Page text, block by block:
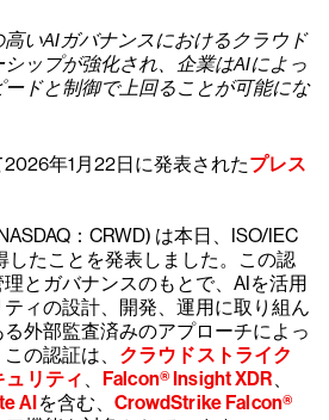
いAIガバナンスにおけるクラウド
ップが強化され、企業はAIによっ
ドと制御で上回ることが可能にな
年1月22日に発表されたプレス
：CRWD) は本日、ISO/IEC
したことを発表しました。この認
とガバナンスのもとで、AIを活用
ィの設計、開発、運用に取り組ん
外部監査済みのアプローチによっ
の認証は、 クラウドストライク
リティ 、 Falcon® Insight XDR、
AIを含む、 CrowdStrike Falcon®